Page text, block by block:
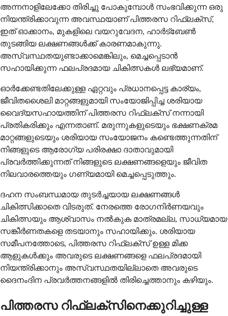
അന്നനാളിലേക്കോ തിരിച്ചു പോകുമ്പോൾ സംഭവിക്കുന്ന ഒരു
നിയന്ത്രിക്കാവുന്ന അവസ്ഥയാണ് പിത്തരസ റിഫ്ലക്സ്,
ഇത് ഓക്കാനം, മുകളിലെ വയറുവേദന, ഹാർട്ബേൺ
തുടങ്ങിയ ലക്ഷണങ്ങൾക്ക് കാരണമാകുന്നു.
അസ്വസ്ഥതയുണ്ടാക്കാമെങ്കിലും, മെച്ചപ്പെടാൻ
സഹായിക്കുന്ന ഫലപ്രദമായ ചികിത്സകൾ ലഭ്യമാണ്.
ഓർക്കേണ്ടതിലേക്കുള്ള ഏറ്റവും പ്രധാനപ്പെട്ട കാര്യം,
ജീവിതശൈലി മാറ്റങ്ങളുമായി സംയോജിപ്പിച്ച ശരിയായ
വൈദ്യസഹായത്തിന് പിത്തരസ റിഫ്ലക്സ് നന്നായി
പ്രതികരിക്കും എന്നതാണ്. മരുന്നുകളുടെയും ഭക്ഷണക്രമ
മാറ്റങ്ങളുടെയും ശരിയായ സംയോജനം കണ്ടെത്തുന്നതിന്
നിങ്ങളുടെ ആരോഗ്യ പരിരക്ഷാ ദാതാവുമായി
പ്രവർത്തിക്കുന്നത് നിങ്ങളുടെ ലക്ഷണങ്ങളെയും ജീവിത
നിലവാരത്തെയും ഗണ്യമായി മെച്ചപ്പെടുത്തും.
ദഹന സംബന്ധമായ തുടർച്ചയായ ലക്ഷണങ്ങൾ
ചികിത്സിക്കാതെ വിടരുത്. നേരത്തെ രോഗനിർണയവും
ചികിത്സയും ആശ്വാസം നൽകുക മാത്രമല്ല, സാധ്യമായ
സങ്കീർണതകളെ തടയാനും സഹായിക്കും. ശരിയായ
സമീപനത്തോടെ, പിത്തരസ റിഫ്ലക്സ് ഉള്ള മിക്ക
ആളുകൾക്കും അവരുടെ ലക്ഷണങ്ങളെ ഫലപ്രദമായി
നിയന്ത്രിക്കാനും അസ്വസ്ഥതയില്ലാതെ അവരുടെ
ദൈനംദിന പ്രവർത്തനങ്ങളിൽ തിരിച്ചെത്താനും കഴിയും.
പിത്തരസ റിഫ്ലക്സിനെക്കുറിച്ചുള്ള